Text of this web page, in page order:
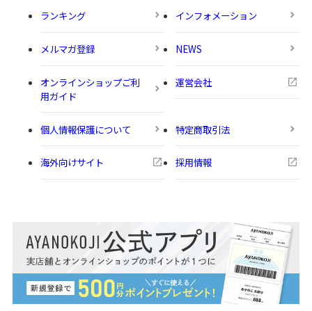
ランキング インフォメーション
メルマガ登録 NEWS
オンラインショップご利
用ガイド
運営会社
個人情報保護について 特定商取引法
海外向けサイト 採用情報